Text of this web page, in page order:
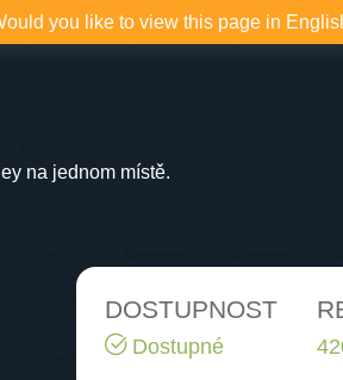
you like to view this page in
na jednom místě.
DOSTUPNOST
Dostupné